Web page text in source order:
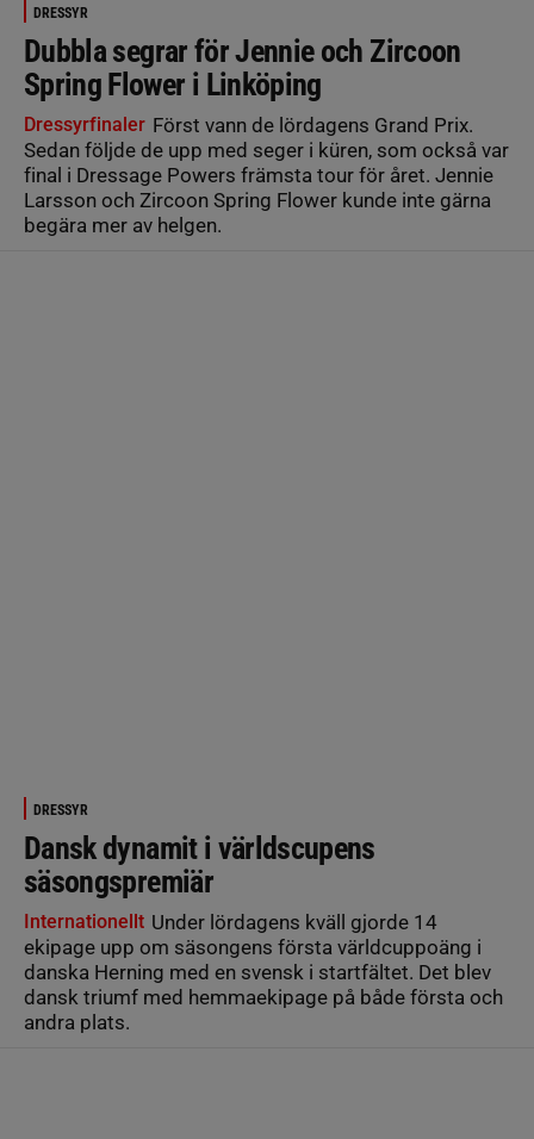
DRESSYR
Dubbla segrar för Jennie och Zircoon
Spring Flower i Linköping
Dressyrfinaler Först vann de lördagens Grand Prix.
Sedan följde de upp med seger i küren, som också var
final i Dressage Powers främsta tour för året. Jennie
Larsson och Zircoon Spring Flower kunde inte gärna
begära mer av helgen.
DRESSYR
Dansk dynamit i världscupens
säsongspremiär
Internationellt Under lördagens kväll gjorde 14
ekipage upp om säsongens första världcuppoäng i
danska Herning med en svensk i startfältet. Det blev
dansk triumf med hemmaekipage på både första och
andra plats.